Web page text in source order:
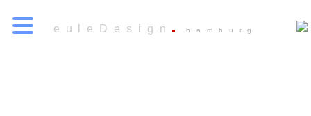
euleDesign hamburg